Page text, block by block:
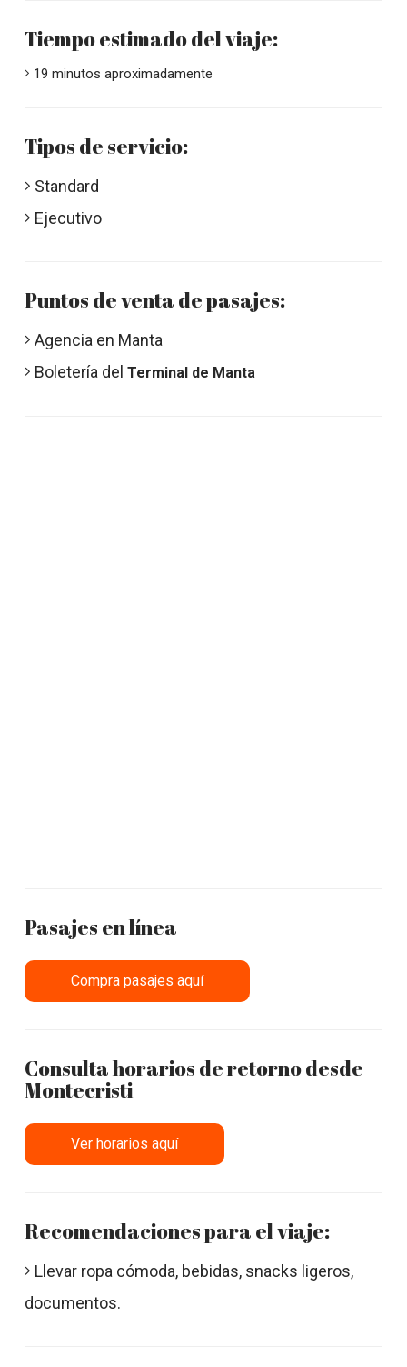
Tiempo estimado del viaje:
19 minutos aproximadamente
Tipos de servicio:
Standard
Ejecutivo
Puntos de venta de pasajes:
Agencia en Manta
Boletería del Terminal de Manta
Pasajes en línea
Compra pasajes aquí
Consulta horarios de retorno desde
Montecristi
Ver horarios aquí
Recomendaciones para el viaje:
Llevar ropa cómoda, bebidas, snacks ligeros,
documentos.